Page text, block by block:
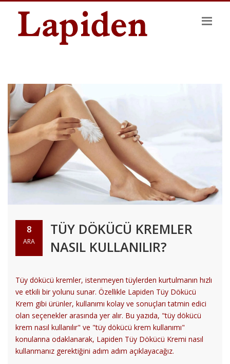
8
ARA
TÜY DÖKÜCÜ KREMLER
NASIL KULLANILIR?
Tüy dökücü kremler, istenmeyen tüylerden kurtulmanın hızlı
ve etkili bir yolunu sunar. Özellikle Lapiden Tüy Dökücü
Krem gibi ürünler, kullanımı kolay ve sonuçları tatmin edici
olan seçenekler arasında yer alır. Bu yazıda, "tüy dökücü
krem nasıl kullanılır" ve "tüy dökücü krem kullanımı"
konularına odaklanarak, Lapiden Tüy Dökücü Kremi nasıl
kullanmanız gerektiğini adım adım açıklayacağız.